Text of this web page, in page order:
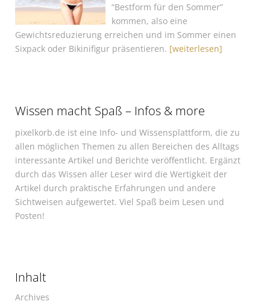
“Bestform für den Sommer”
kommen, also eine
Gewichtsreduzierung erreichen und im Sommer einen
Sixpack oder Bikinifigur präsentieren. [weiterlesen]
Wissen macht Spaß – Infos & more
pixelkorb.de ist eine Info- und Wissensplattform, die zu
allen möglichen Themen zu allen Bereichen des Alltags
interessante Artikel und Berichte veröffentlicht. Ergänzt
durch das Wissen aller Leser wird die Wertigkeit der
Artikel durch praktische Erfahrungen und andere
Sichtweisen aufgewertet. Viel Spaß beim Lesen und
Posten!
Inhalt
Archives